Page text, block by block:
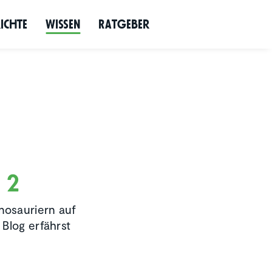
Wissen Ratgeber
2
auf
erfährst